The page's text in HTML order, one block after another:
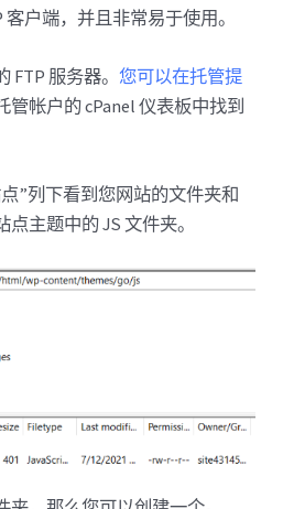
客户端，并且非常易于使用。
FTP 服务器。您可以在托管提
管帐户的 cPanel 仪表板中找到
”列下看到您网站的文件夹和
主题中的 JS 文件夹。